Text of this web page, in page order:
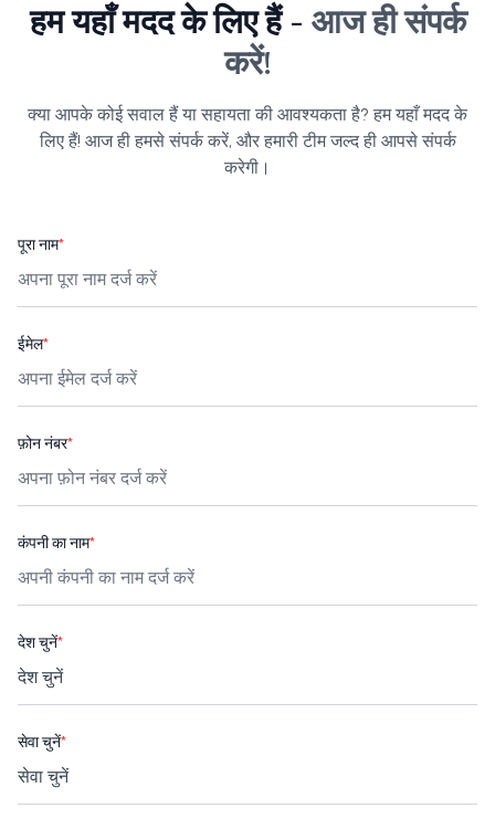
हम यहाँ मदद के लिए हैं - आज ही संपर्क
करें!
क्या आपके कोई सवाल हैं या सहायता की आवश्यकता है? हम यहाँ मदद के
लिए हैं! आज ही हमसे संपर्क करें, और हमारी टीम जल्द ही आपसे संपर्क
करेगी।
पूरा नाम*
ईमेल*
फ़ोन नंबर*
कंपनी का नाम*
देश चुनें*
सेवा चुनें*